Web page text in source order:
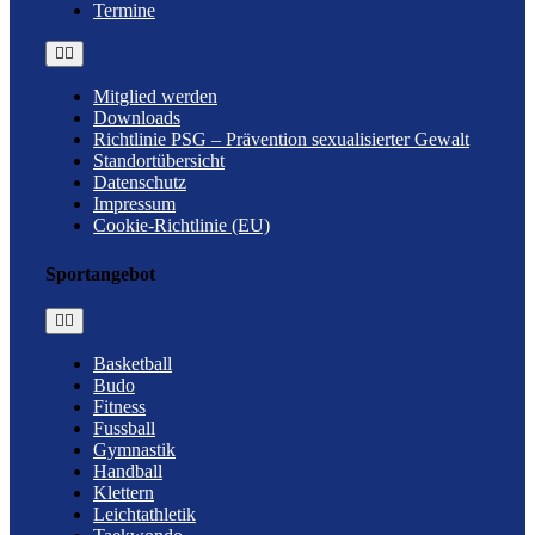
Termine
Toggle
Navigation
Mitglied werden
Downloads
Richtlinie PSG – Prävention sexualisierter Gewalt
Standortübersicht
Datenschutz
Impressum
Cookie-Richtlinie (EU)
Sportangebot
Toggle
Navigation
Basketball
Budo
Fitness
Fussball
Gymnastik
Handball
Klettern
Leichtathletik